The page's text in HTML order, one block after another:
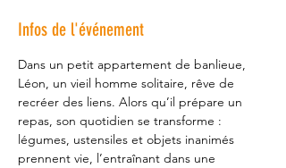
Infos de l'événement
Dans un petit appartement de banlieue,
Léon, un vieil homme solitaire, rêve de
recréer des liens. Alors qu’il prépare un
repas, son quotidien se transforme :
légumes, ustensiles et objets inanimés
prennent vie, l’entraînant dans une